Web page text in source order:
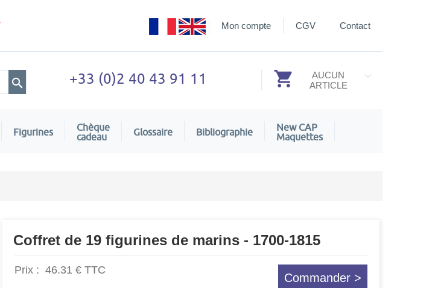
CGV Contact
Mon compte
+33 (0)2 40 43 91 11
AUCUN
ARTICLE
Figurines
Chèque
cadeau
Glossaire Bibliographie
New CAP
Maquettes
Coffret de 19 figurines de marins - 1700-1815
Commander >
Prix : 46.31 € TTC